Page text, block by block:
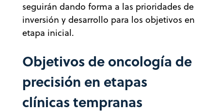
seguirán dando forma a las prioridades de
inversión y desarrollo para los objetivos en
etapa inicial.
Objetivos de oncología de
precisión en etapas
clínicas tempranas